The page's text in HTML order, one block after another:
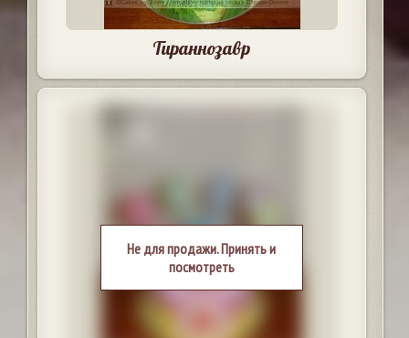
Тираннозавр
Не для продажи. Принять и
посмотреть